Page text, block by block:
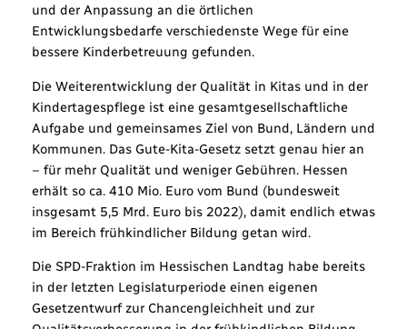
und der Anpassung an die örtlichen
Entwicklungsbedarfe verschiedenste Wege für eine
bessere Kinderbetreuung gefunden.
Die Weiterentwicklung der Qualität in Kitas und in der
Kindertagespflege ist eine gesamtgesellschaftliche
Aufgabe und gemeinsames Ziel von Bund, Ländern und
Kommunen. Das Gute-Kita-Gesetz setzt genau hier an
– für mehr Qualität und weniger Gebühren. Hessen
erhält so ca. 410 Mio. Euro vom Bund (bundesweit
insgesamt 5,5 Mrd. Euro bis 2022), damit endlich etwas
im Bereich frühkindlicher Bildung getan wird.
Die SPD-Fraktion im Hessischen Landtag habe bereits
in der letzten Legislaturperiode einen eigenen
Gesetzentwurf zur Chancengleichheit und zur